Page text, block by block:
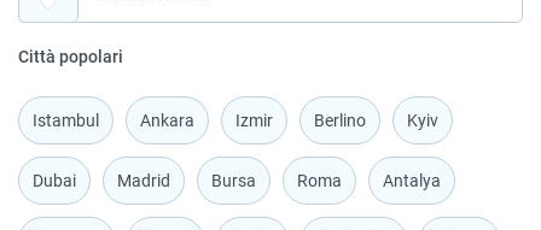
Città popolari
Istambul Ankara Izmir Berlino Kyiv
Dubai Madrid Bursa Roma Antalya